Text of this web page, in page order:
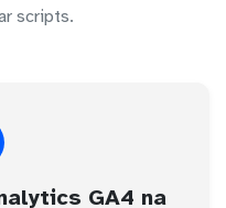
scripts.
GA4 na